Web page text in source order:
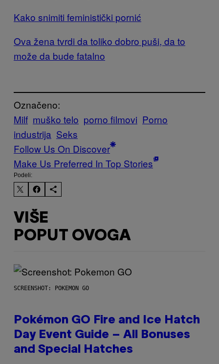
Kako snimiti feministički pornić
Ova žena tvrdi da toliko dobro puši, da to
može da bude fatalno
Označeno:
Milf muško telo porno filmovi Porno
industrija Seks
Follow Us On Discover
Make Us Preferred In Top Stories
Podeli:
VIŠE
POPUT OVOGA
SCREENSHOT: POKEMON GO
Pokémon GO Fire and Ice Hatch
Day Event Guide – All Bonuses
and Special Hatches